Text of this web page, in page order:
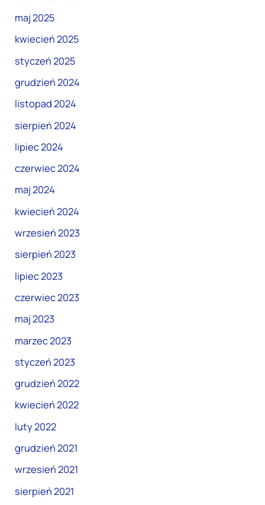
maj 2025
kwiecień 2025
styczeń 2025
grudzień 2024
listopad 2024
sierpień 2024
lipiec 2024
czerwiec 2024
maj 2024
kwiecień 2024
wrzesień 2023
sierpień 2023
lipiec 2023
czerwiec 2023
maj 2023
marzec 2023
styczeń 2023
grudzień 2022
kwiecień 2022
luty 2022
grudzień 2021
wrzesień 2021
sierpień 2021